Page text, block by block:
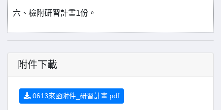
六、檢附研習計畫1份。
附件下載
0613來函附件_研習計畫.pdf